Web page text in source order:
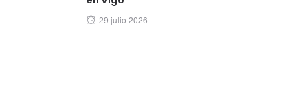
Posted
29 julio 2026